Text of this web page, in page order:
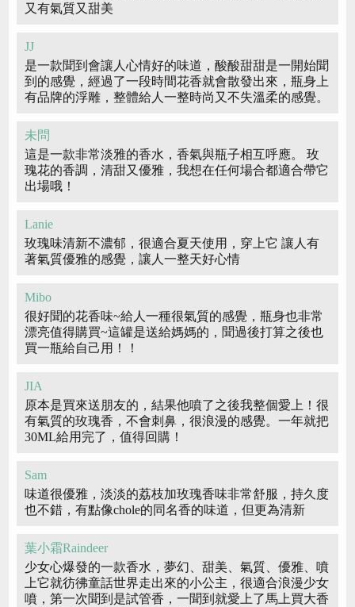
又有氣質又甜美
JJ
是一款聞到會讓人心情好的味道，酸酸甜甜是一開始聞
到的感覺，經過了一段時間花香就會散發出來，瓶身上
有品牌的浮雕，整體給人一整時尚又不失溫柔的感覺。
未問
這是一款非常淡雅的香水，香氣與瓶子相互呼應。 玫
瑰花的香調，清甜又優雅，我想在任何場合都適合帶它
出場哦！
Lanie
玫瑰味清新不濃郁，很適合夏天使用，穿上它 讓人有
著氣質優雅的感覺，讓人一整天好心情
Mibo
很好聞的花香味~給人一種很氣質的感覺，瓶身也非常
漂亮值得購買~這罐是送給媽媽的，聞過後打算之後也
買一瓶給自己用！！
JIA
原本是買來送朋友的，結果他噴了之後我整個愛上！很
有氣質的玫瑰香，不會刺鼻，很浪漫的感覺。一年就把
30ML給用完了，值得回購！
Sam
味道很優雅，淡淡的荔枝加玫瑰香味非常舒服，持久度
也不錯，有點像chole的同名香的味道，但更為清新
葉小霜Raindeer
少女心爆發的一款香水，夢幻、甜美、氣質、優雅、噴
上它就彷彿童話世界走出來的小公主，很適合浪漫少女
噴，第一次聞到是試管香，一聞到就愛上了馬上買大香